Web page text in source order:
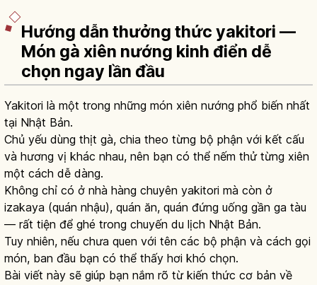
Hướng dẫn thưởng thức yakitori —
Món gà xiên nướng kinh điển dễ
chọn ngay lần đầu
Yakitori là một trong những món xiên nướng phổ biến nhất
tại Nhật Bản.
Chủ yếu dùng thịt gà, chia theo từng bộ phận với kết cấu
và hương vị khác nhau, nên bạn có thể nếm thử từng xiên
một cách dễ dàng.
Không chỉ có ở nhà hàng chuyên yakitori mà còn ở
izakaya (quán nhậu), quán ăn, quán đứng uống gần ga tàu
— rất tiện để ghé trong chuyến du lịch Nhật Bản.
Tuy nhiên, nếu chưa quen với tên các bộ phận và cách gọi
món, ban đầu bạn có thể thấy hơi khó chọn.
Bài viết này sẽ giúp bạn nắm rõ từ kiến thức cơ bản về